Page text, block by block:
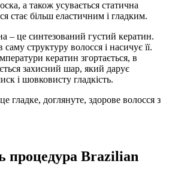
а також усувається статична
стає більш еластичним і гладким.
– це синтезований густий кератин.
структуру волосся і насичує її.
кератин згортається, в
захисний шар, який дарує
і шовковисту гладкість.
гладке, доглянуте, здорове волосся з
процедура Brazilian